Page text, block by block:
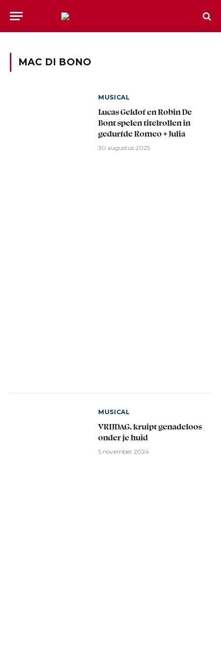
MAC DI BONO
MUSICAL
Lucas Geldof en Robin De
Bont spelen titelrollen in
gedurfde Romeo + Julia
30 augustus 2025
MUSICAL
VRIJDAG. kruipt genadeloos
onder je huid
5 november 2024